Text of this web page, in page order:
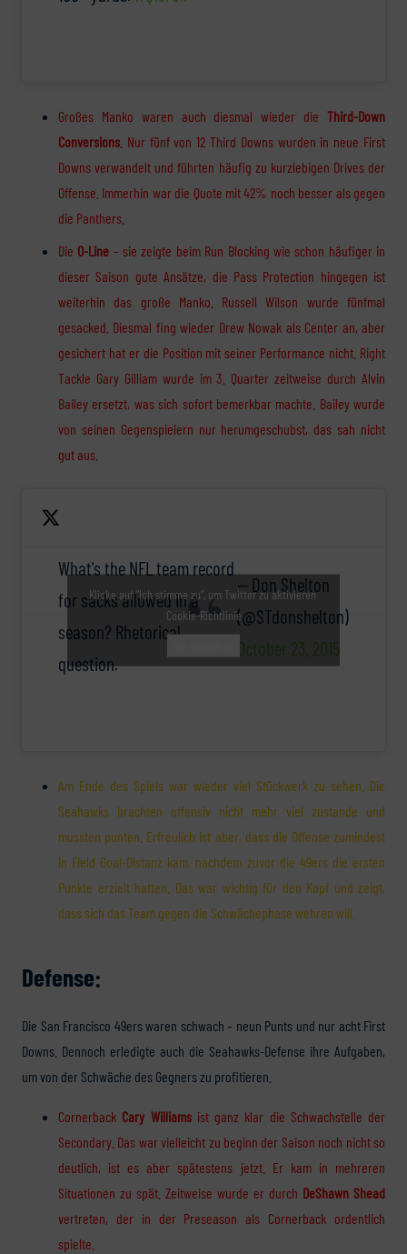
Großes Manko waren auch diesmal wieder die Third-Down
Conversions . Nur fünf von 12 Third Downs wurden in neue First
Downs verwandelt und führten häufig zu kurzlebigen Drives der
Offense. Immerhin war die Quote mit 42% noch besser als gegen
die Panthers.
Die O-Line – sie zeigte beim Run Blocking wie schon häufiger in
dieser Saison gute Ansätze, die Pass Protection hingegen ist
weiterhin das große Manko. Russell Wilson wurde fünfmal
gesacked. Diesmal fing wieder Drew Nowak als Center an, aber
gesichert hat er die Position mit seiner Performance nicht. Right
Tackle Gary Gilliam wurde im 3. Quarter zeitweise durch Alvin
Bailey ersetzt, was sich sofort bemerkbar machte. Bailey wurde
von seinen Gegenspielern nur herumgeschubst, das sah nicht
gut aus.
What's the NFL team record
for sacks allowed in a
season? Rhetorical
question.
— Don Shelton
(@STdonshelton)
October 23, 2015
Klicke auf "Ich stimme zu", um Twitter zu aktivieren
Cookie-Richtlinie
Am Ende des Spiels war wieder viel Stückwerk zu sehen. Die
Seahawks brachten offensiv nicht mehr viel zustande und
mussten punten. Erfreulich ist aber, dass die Offense zumindest
in Field Goal-Distanz kam, nachdem zuvor die 49ers die ersten
Punkte erzielt hatten. Das war wichtig für den Kopf und zeigt,
dass sich das Team gegen die Schwächephase wehren will.
Defense:
Die San Francisco 49ers waren schwach – neun Punts und nur acht First
Downs. Dennoch erledigte auch die Seahawks-Defense ihre Aufgaben,
um von der Schwäche des Gegners zu profitieren.
Cornerback Cary Williamsist ganz klar die Schwachstelle der
Secondary. Das war vielleicht zu beginn der Saison noch nicht so
deutlich, ist es aber spätestens jetzt. Er kam in mehreren
Situationen zu spät. Zeitweise wurde er durch DeShawn Shead
vertreten, der in der Preseason als Cornerback ordentlich
spielte.